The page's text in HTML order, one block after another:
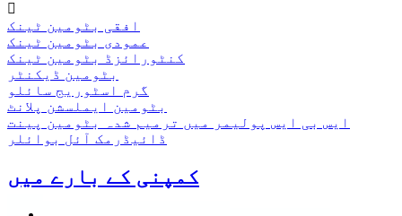

افقی بٹومین ٹینک
عمودی بٹومین ٹینک
کنٹورائزڈ بٹومین ٹینک
بٹومین ڈیکنٹر
گرم اسٹوریج سائلو
بٹومین ایملسشن پلانٹ
ایس بی ایس پولیمر میں ترمیم شدہ بٹومین پینت
ڈائیڈرمک آئل بوائلر
کمپنی کے بارے میں